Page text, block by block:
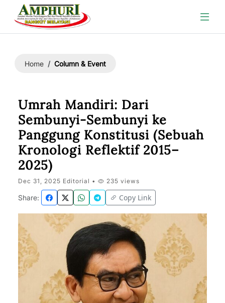
Home Column & Event
Umrah Mandiri: Dari
Sembunyi-Sembunyi ke
Panggung Konstitusi (Sebuah
Kronologi Reflektif 2015–
2025)
Dec 31, 2025 Editorial • 235 views
Share: Copy Link